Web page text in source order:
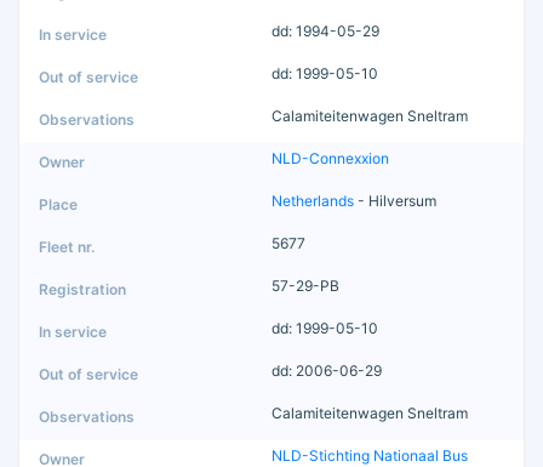
dd: 1994-05-29
dd: 1999-05-10
Calamiteitenwagen Sneltram
NLD-Connexxion
Netherlands - Hilversum
5677
57-29-PB
dd: 1999-05-10
dd: 2006-06-29
Calamiteitenwagen Sneltram
NLD-Stichting Nationaal Bus